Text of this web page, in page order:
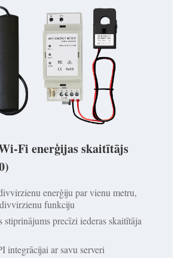
Fi enerģijas skaitītājs
enerģiju par vienu metru,
funkciju
stiprinājums precīzi iederas skaitītāja
integrācijai ar savu serveri